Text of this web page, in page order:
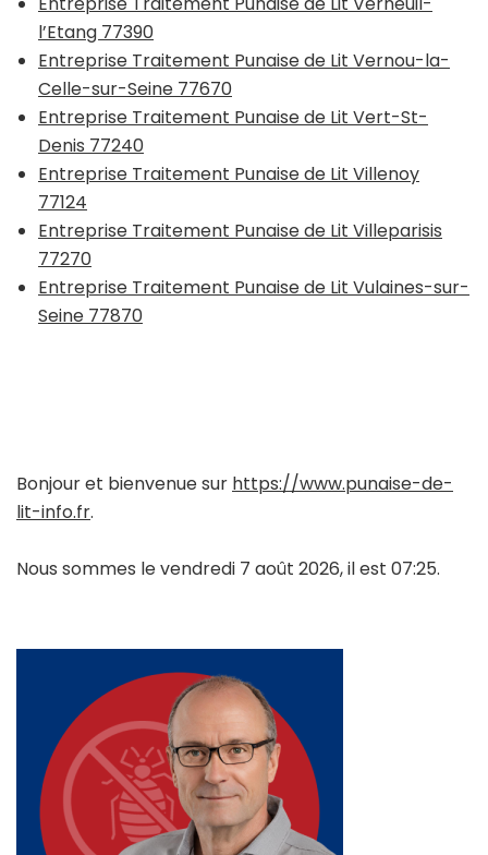
l’Etang 77390
Entreprise Traitement Punaise de Lit Vernou-la-
Celle-sur-Seine 77670
Entreprise Traitement Punaise de Lit Vert-St-
Denis 77240
Entreprise Traitement Punaise de Lit Villenoy
77124
Entreprise Traitement Punaise de Lit Villeparisis
77270
Entreprise Traitement Punaise de Lit Vulaines-sur-
Seine 77870
Bonjour et bienvenue sur https://www.punaise-de-
lit-info.fr.
Nous sommes le vendredi 7 août 2026, il est 07:25.